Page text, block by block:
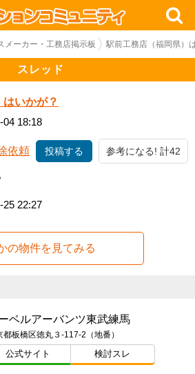
メーカー・工務店掲示板 駅前工務店（福岡県）
スレッド
いかが？
04 18:18
依頼 投稿する 参考になる! 計42
25 22:27
の物件を見てみる
ベルアーバンツ東武練馬
都板橋区徳丸３-117-2（地番）
公式サイト 検討スレ